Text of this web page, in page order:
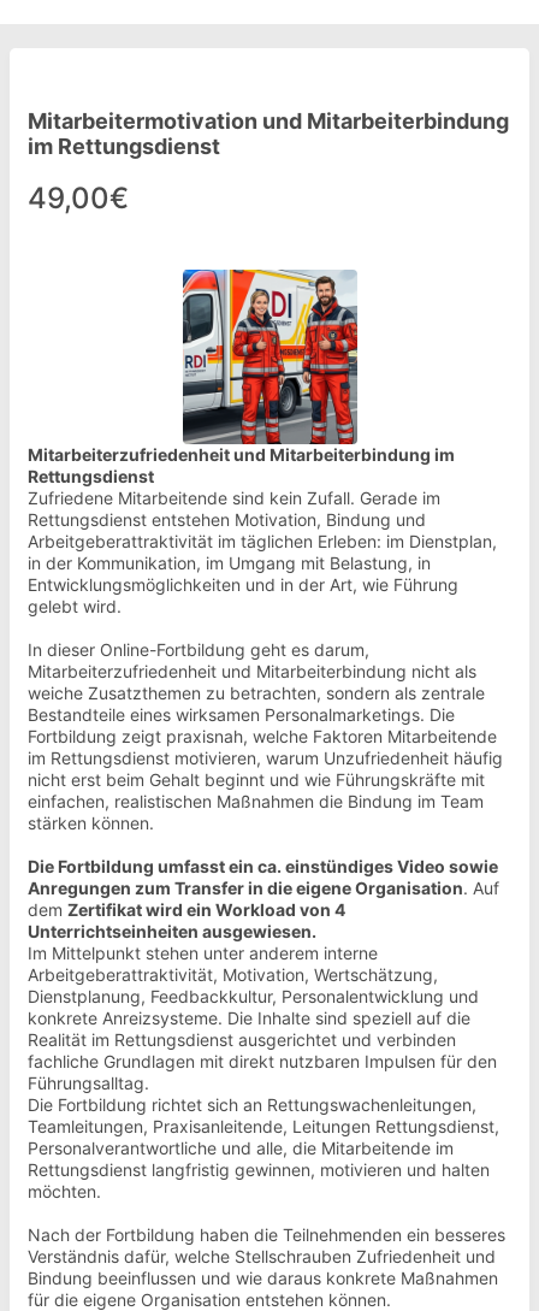
Mitarbeitermotivation und Mitarbeiterbindung
im Rettungsdienst
49,00€
Mitarbeiterzufriedenheit und Mitarbeiterbindung im
Rettungsdienst
Zufriedene Mitarbeitende sind kein Zufall. Gerade im
Rettungsdienst entstehen Motivation, Bindung und
Arbeitgeberattraktivität im täglichen Erleben: im Dienstplan,
in der Kommunikation, im Umgang mit Belastung, in
Entwicklungsmöglichkeiten und in der Art, wie Führung
gelebt wird.
In dieser Online-Fortbildung geht es darum,
Mitarbeiterzufriedenheit und Mitarbeiterbindung nicht als
weiche Zusatzthemen zu betrachten, sondern als zentrale
Bestandteile eines wirksamen Personalmarketings. Die
Fortbildung zeigt praxisnah, welche Faktoren Mitarbeitende
im Rettungsdienst motivieren, warum Unzufriedenheit häufig
nicht erst beim Gehalt beginnt und wie Führungskräfte mit
einfachen, realistischen Maßnahmen die Bindung im Team
stärken können.
Die Fortbildung umfasst ein ca. einstündiges Video sowie
Anregungen zum Transfer in die eigene Organisation. Auf
dem Zertifikat wird ein Workload von 4
Unterrichtseinheiten ausgewiesen.
Im Mittelpunkt stehen unter anderem interne
Arbeitgeberattraktivität, Motivation, Wertschätzung,
Dienstplanung, Feedbackkultur, Personalentwicklung und
konkrete Anreizsysteme. Die Inhalte sind speziell auf die
Realität im Rettungsdienst ausgerichtet und verbinden
fachliche Grundlagen mit direkt nutzbaren Impulsen für den
Führungsalltag.
Die Fortbildung richtet sich an Rettungswachenleitungen,
Teamleitungen, Praxisanleitende, Leitungen Rettungsdienst,
Personalverantwortliche und alle, die Mitarbeitende im
Rettungsdienst langfristig gewinnen, motivieren und halten
möchten.
Nach der Fortbildung haben die Teilnehmenden ein besseres
Verständnis dafür, welche Stellschrauben Zufriedenheit und
Bindung beeinflussen und wie daraus konkrete Maßnahmen
für die eigene Organisation entstehen können.